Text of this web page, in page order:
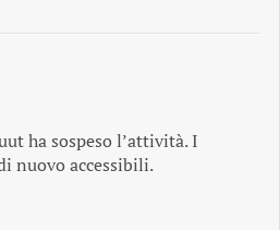
ha sospeso l’attività. I
nuovo accessibili.